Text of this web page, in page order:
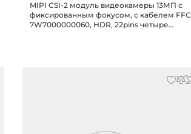
MIPI CSI-2 модуль видеокамеры 13МП с
фиксированным фокусом, с кабелем FFC
7W7000000060, HDR, 22pins четыре